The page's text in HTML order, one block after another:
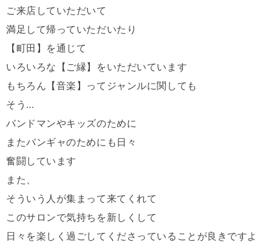
ご来店していただいて
満足して帰っていただいたり
【町田】を通じて
いろいろな【ご縁】をいただいています
もちろん【音楽】ってジャンルに関しても
そう…
バンドマンやキッズのために
またバンギャのためにも日々
奮闘しています
また、
そういう人が集まって来てくれて
このサロンで気持ちを新しくして
日々を楽しく過ごしてくださっていることが良きですよ